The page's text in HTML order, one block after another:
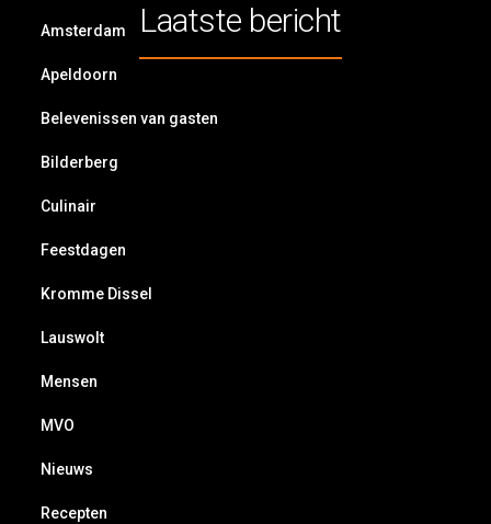
Amsterdam
Apeldoorn
Belevenissen van gasten
Bilderberg
Culinair
Feestdagen
Kromme Dissel
Lauswolt
Mensen
MVO
Nieuws
Recepten
Laatste bericht